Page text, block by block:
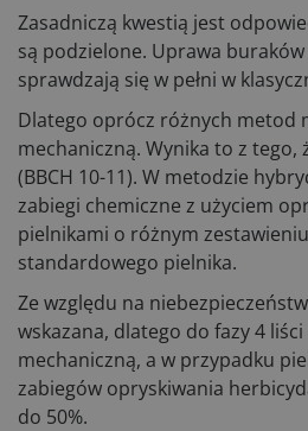
Zasadniczą kwestią jest
są podzielone. Uprawa
sprawdzają się w pełni w
Dlatego oprócz różnych metod
mechaniczną. Wynika to z
(BBCH 10-11). W metodzie
zabiegi chemiczne z użyciem
pielnikami o różnym
standardowego pielnika.
Ze względu na
wskazana, dlatego do fazy 4
mechaniczną, a w przypadku
zabiegów opryskiwania
do 50%.